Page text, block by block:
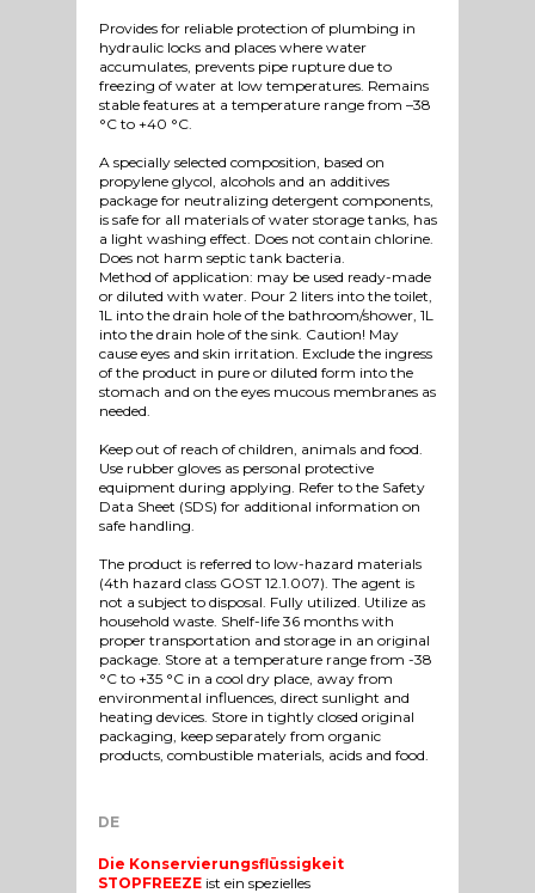
Provides for reliable protection of plumbing in
hydraulic locks and places where water
accumulates, prevents pipe rupture due to
freezing of water at low temperatures. Remains
stable features at a temperature range from –38
°C to +40 °C.
A specially selected composition, based on
propylene glycol, alcohols and an additives
package for neutralizing detergent components,
is safe for all materials of water storage tanks, has
a light washing effect. Does not contain chlorine.
Does not harm septic tank bacteria.
Method of application: may be used ready-made
or diluted with water. Pour 2 liters into the toilet,
1L into the drain hole of the bathroom/shower, 1L
into the drain hole of the sink. Caution! May
cause eyes and skin irritation. Exclude the ingress
of the product in pure or diluted form into the
stomach and on the eyes mucous membranes as
needed.
Keep out of reach of children, animals and food.
Use rubber gloves as personal protective
equipment during applying. Refer to the Safety
Data Sheet (SDS) for additional information on
safe handling.
The product is referred to low-hazard materials
(4th hazard class GOST 12.1.007). The agent is
not a subject to disposal. Fully utilized. Utilize as
household waste. Shelf-life 36 months with
proper transportation and storage in an original
package. Store at a temperature range from -38
°C to +35 °C in a cool dry place, away from
environmental influences, direct sunlight and
heating devices. Store in tightly closed original
packaging, keep separately from organic
products, combustible materials, acids and food.
Die Konservierungsflüssigkeit
STOPFREEZE ist ein spezielles
DE